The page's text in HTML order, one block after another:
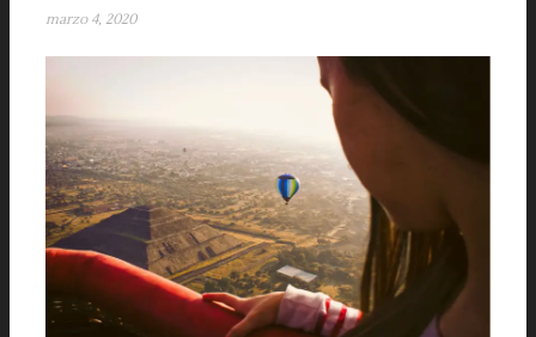
marzo 4, 2020